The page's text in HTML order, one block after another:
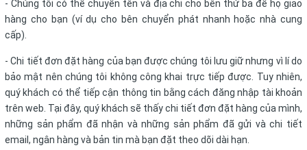
- Chúng tôi có thể chuyển tên và địa chỉ cho bên thứ ba để họ giao
hàng cho bạn (ví dụ cho bên chuyển phát nhanh hoặc nhà cung
cấp).
- Chi tiết đơn đặt hàng của bạn được chúng tôi lưu giữ nhưng vì lí do
bảo mật nên chúng tôi không công khai trực tiếp được. Tuy nhiên,
quý khách có thể tiếp cận thông tin bằng cách đăng nhập tài khoản
trên web. Tại đây, quý khách sẽ thấy chi tiết đơn đặt hàng của mình,
những sản phẩm đã nhận và những sản phẩm đã gửi và chi tiết
email, ngân hàng và bản tin mà bạn đặt theo dõi dài hạn.